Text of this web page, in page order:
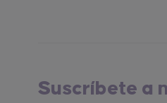
Suscríbete a